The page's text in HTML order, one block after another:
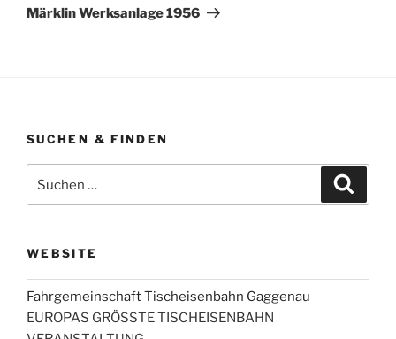
Beitrag
Märklin Werksanlage 1956
SUCHEN & FINDEN
nach:
WEBSITE
Fahrgemeinschaft Tischeisenbahn Gaggenau
EUROPAS GRÖSSTE TISCHEISENBAHN